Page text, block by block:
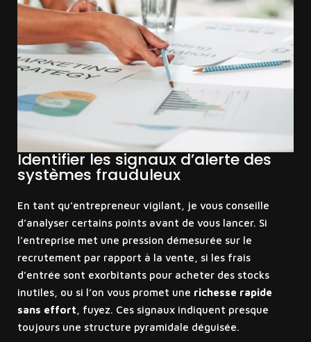
Identifier les signaux d’alerte des
systèmes frauduleux
En tant qu’entrepreneur vigilant, je vous conseille
d’analyser certains points avant de vous lancer. Si
l’entreprise met une pression démesurée sur le
recrutement par rapport à la vente, si les frais
d’entrée sont exorbitants pour acheter des stocks
inutiles, ou si l’on vous promet une richesse rapide
sans effort , fuyez. Ces signaux indiquent presque
toujours une structure pyramidale déguisée.